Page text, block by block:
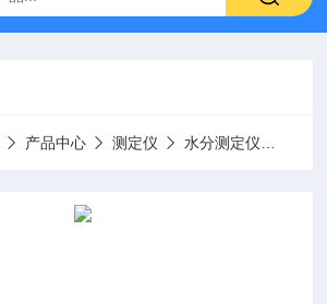
产品中心 测定仪 水分测定仪